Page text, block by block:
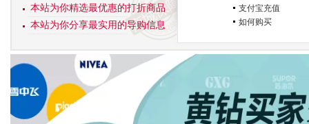
本站为你精选最优惠的打折商品
本站为你分享最实用的导购信息
支付宝充值
如何购买